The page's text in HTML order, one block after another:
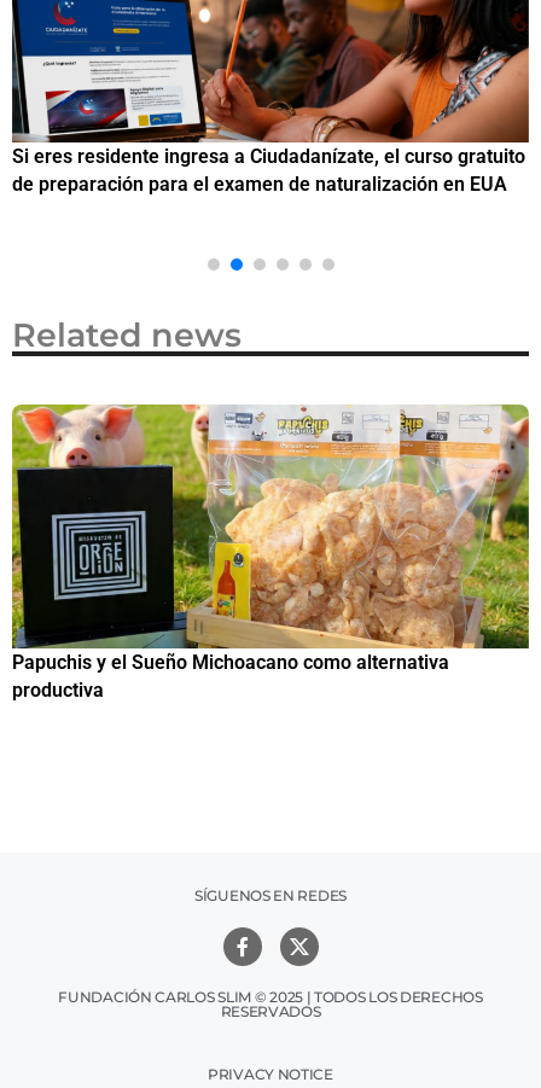
Si eres residente ingresa a Ciudadanízate, el curso gratuito
de preparación para el examen de naturalización en EUA
Related news
Papuchis y el Sueño Michoacano como alternativa
productiva
SÍGUENOS EN REDES
FUNDACIÓN CARLOS SLIM © 2025 | TODOS LOS DERECHOS
RESERVADOS
PRIVACY NOTICE